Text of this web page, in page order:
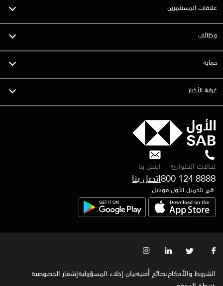
علاقات المستثمرين
وظائف
حماية
غرفة الأخبار
لحالات الطوارئ
800 124 8888
اتصل بنا
قم بتحميل الأول موبايل
الشروط والأحكامنصائح أمنيةبيان إخلاء المسؤوليةإشعار الخصوصية‍